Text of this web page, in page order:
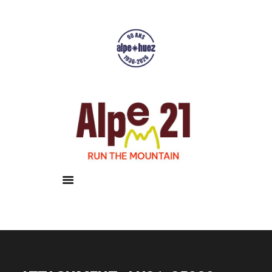
Résultats
Galerie
Infos pratiques